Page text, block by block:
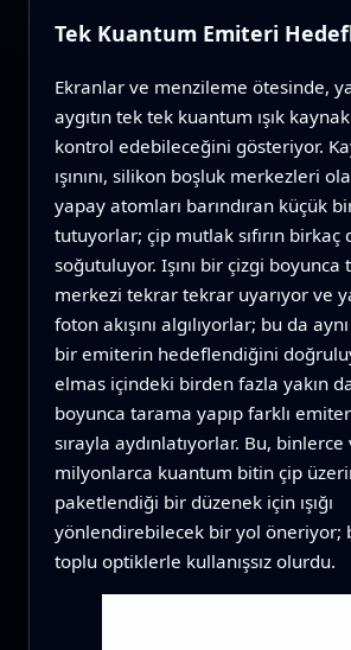
Tek Kuantum Emiteri
Ekranlar ve menzileme ötesinde,
aygıtın tek tek kuantum ışık
kontrol edebileceğini gösteriyor.
ışınını, silikon boşluk merkezleri
yapay atomları barındıran küçük
tutuyorlar; çip mutlak sıfırın birkaç
soğutuluyor. Işını bir çizgi
merkezi tekrar tekrar uyarıyor ve
foton akışını algılıyorlar; bu da
bir emiterin hedeflendiğini
elmas içindeki birden fazla yakın
boyunca tarama yapıp farklı emiter
sırayla aydınlatıyorlar. Bu, binlerce
milyonlarca kuantum bitin çip
paketlendiği bir düzenek için ışığı
yönlendirebilecek bir yol öneriyor;
toplu optiklerle kullanışsız olurdu.